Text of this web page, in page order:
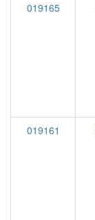
019165
019161